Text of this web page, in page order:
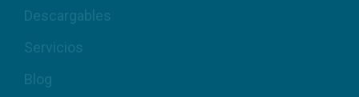
Descargables
Servicios
Blog